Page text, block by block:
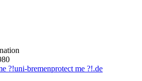
?!uni-bremenprotect me ?!.de